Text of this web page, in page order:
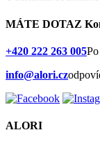
MÁTE DOTAZ
+420 222 263 005
info@alori.cz
ALORI